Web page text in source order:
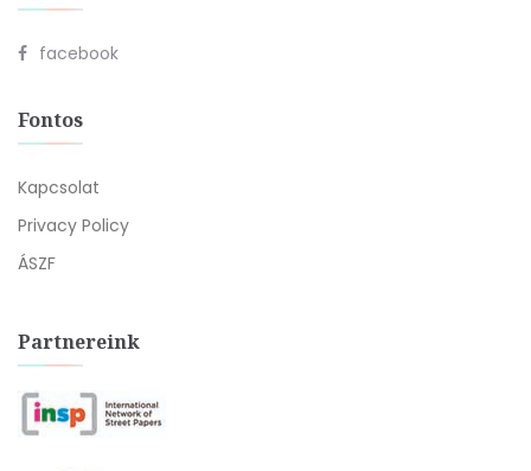
facebook
Fontos
Kapcsolat
Privacy Policy
ÁSZF
Partnereink